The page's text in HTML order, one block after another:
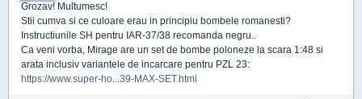
Grozav! Multumesc!
Stii cumva si ce culoare erau in principiu bombele romanesti?
Instructiunile SH pentru IAR-37/38 recomanda negru..
Ca veni vorba, Mirage are un set de bombe poloneze la scara 1:48 si
arata inclusiv variantele de incarcare pentru PZL 23:
https://www.super-ho...39-MAX-SET.html